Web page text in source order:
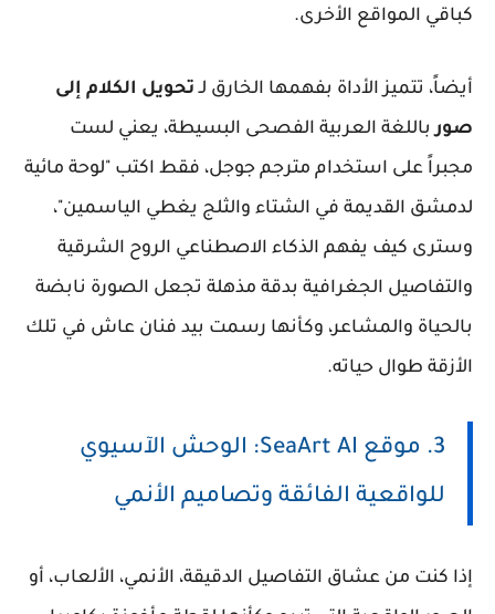
كباقي المواقع الأخرى.
أيضاً، تتميز الأداة بفهمها الخارق لـ تحويل الكلام إلى
صورباللغة العربية الفصحى البسيطة، يعني لست
مجبراً على استخدام مترجم جوجل، فقط اكتب "لوحة مائية
لدمشق القديمة في الشتاء والثلج يغطي الياسمين"،
وسترى كيف يفهم الذكاء الاصطناعي الروح الشرقية
والتفاصيل الجغرافية بدقة مذهلة تجعل الصورة نابضة
بالحياة والمشاعر، وكأنها رسمت بيد فنان عاش في تلك
الأزقة طوال حياته.
3. موقع SeaArt AI: الوحش الآسيوي
للواقعية الفائقة وتصاميم الأنمي
إذا كنت من عشاق التفاصيل الدقيقة، الأنمي، الألعاب، أو